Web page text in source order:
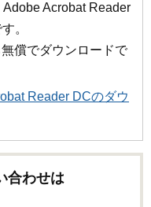
Acrobat Reader
。
償でダウンロードで
Reader DCのダウ
合わせは